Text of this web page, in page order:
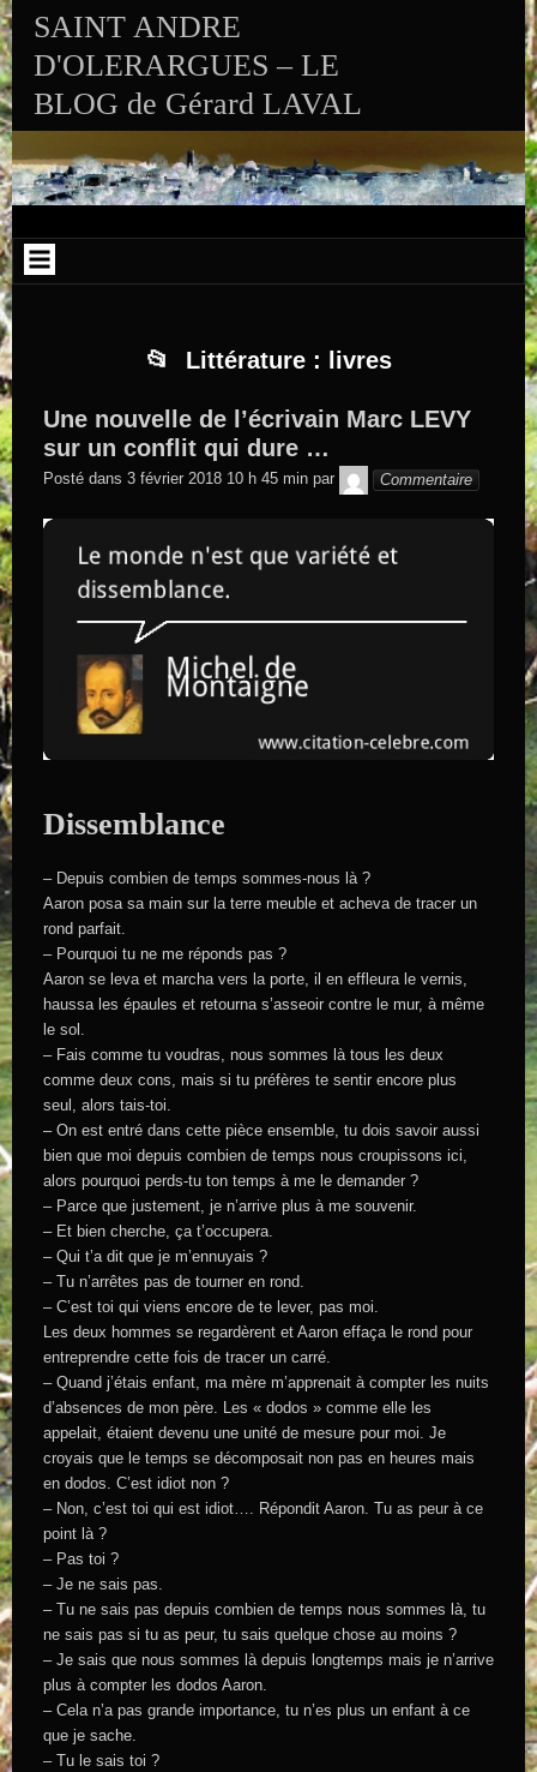
Skip to VISITS_COUNTER_WIDGET
SAINT ANDRE
D'OLERARGUES – LE
BLOG de Gérard LAVAL
Littérature : livres
Une nouvelle de l’écrivain Marc LEVY
sur un conflit qui dure …
Posté dans 3 février 2018 10 h 45 min par
GEGE DE
SAINTAND
Commentaire
Dissemblance
– Depuis combien de temps sommes-nous là ?
Aaron posa sa main sur la terre meuble et acheva de tracer un
rond parfait.
– Pourquoi tu ne me réponds pas ?
Aaron se leva et marcha vers la porte, il en effleura le vernis,
haussa les épaules et retourna s’asseoir contre le mur, à même
le sol.
– Fais comme tu voudras, nous sommes là tous les deux
comme deux cons, mais si tu préfères te sentir encore plus
seul, alors tais-toi.
– On est entré dans cette pièce ensemble, tu dois savoir aussi
bien que moi depuis combien de temps nous croupissons ici,
alors pourquoi perds-tu ton temps à me le demander ?
– Parce que justement, je n’arrive plus à me souvenir.
– Et bien cherche, ça t’occupera.
– Qui t’a dit que je m’ennuyais ?
– Tu n’arrêtes pas de tourner en rond.
– C’est toi qui viens encore de te lever, pas moi.
Les deux hommes se regardèrent et Aaron effaça le rond pour
entreprendre cette fois de tracer un carré.
– Quand j’étais enfant, ma mère m’apprenait à compter les nuits
d’absences de mon père. Les « dodos » comme elle les
appelait, étaient devenu une unité de mesure pour moi. Je
croyais que le temps se décomposait non pas en heures mais
en dodos. C’est idiot non ?
– Non, c’est toi qui est idiot…. Répondit Aaron. Tu as peur à ce
point là ?
– Pas toi ?
– Je ne sais pas.
– Tu ne sais pas depuis combien de temps nous sommes là, tu
ne sais pas si tu as peur, tu sais quelque chose au moins ?
– Je sais que nous sommes là depuis longtemps mais je n’arrive
plus à compter les dodos Aaron.
– Cela n’a pas grande importance, tu n’es plus un enfant à ce
que je sache.
– Tu le sais toi ?